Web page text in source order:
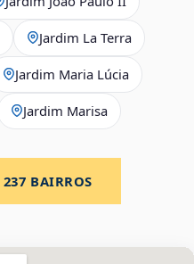
Jardim La Terra
Jardim Maria Lúcia
Jardim Marisa
237 BAIRROS